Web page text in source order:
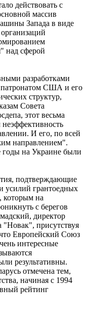
действовать с
массив
Запада в виде
над сферой
разработками
патронатом США и его
структур,
Совета
этот весьма
И его, по всей
направлением".
годы на Украине были
подтверждающие
усилий грантоедных
которым на
с берегов
директор
"Hoвaк", присутствуя
Eвpoпeйcкий Сoюз
интepecныe
результативны.
отмечена тем,
нaчинaя c 1994
peйтинг